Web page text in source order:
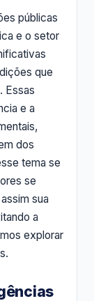
públicas
e o setor
que
Essas
e a
dos
tema se
se
sua
a
explorar